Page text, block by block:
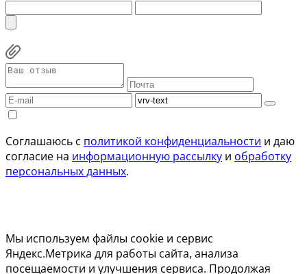
Соглашаюсь с политикой конфиденциальности и даю
согласие на информационную рассылку и обработку
персональных данных.
Мы используем файлы cookie и сервис
Яндекс.Метрика для работы сайта, анализа
посещаемости и улучшения сервиса. Продолжая